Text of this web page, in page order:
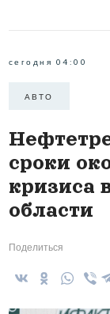
сегодня 04:00
АВТО
сроки
кризиса
области
Поделиться